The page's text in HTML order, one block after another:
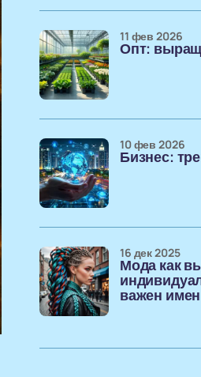
Опт:
11 фев 2026
Бизнес:
10 фев 2026
Мода как
важен
16 дек 2025